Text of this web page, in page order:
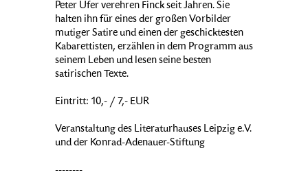
Peter Ufer verehren Finck seit Jahren. Sie
halten ihn für eines der großen Vorbilder
mutiger Satire und einen der geschicktesten
Kabarettisten, erzählen in dem Programm aus
seinem Leben und lesen seine besten
satirischen Texte.
Eintritt: 10,- / 7,- EUR
Veranstaltung des Literaturhauses Leipzig e.V.
und der Konrad-Adenauer-Stiftung
--------